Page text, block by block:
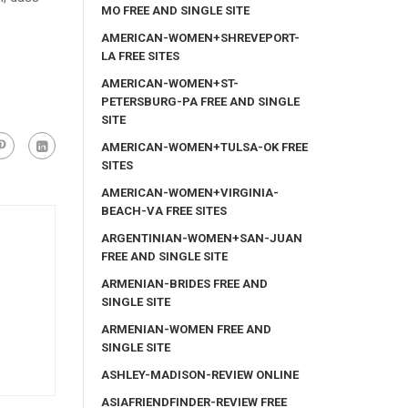
MO FREE AND SINGLE SITE
AMERICAN-WOMEN+SHREVEPORT-
LA FREE SITES
AMERICAN-WOMEN+ST-
PETERSBURG-PA FREE AND SINGLE
SITE
AMERICAN-WOMEN+TULSA-OK FREE
SITES
AMERICAN-WOMEN+VIRGINIA-
BEACH-VA FREE SITES
ARGENTINIAN-WOMEN+SAN-JUAN
FREE AND SINGLE SITE
ARMENIAN-BRIDES FREE AND
SINGLE SITE
ARMENIAN-WOMEN FREE AND
SINGLE SITE
ASHLEY-MADISON-REVIEW ONLINE
ASIAFRIENDFINDER-REVIEW FREE